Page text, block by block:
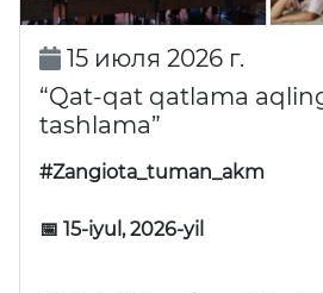
15 июля 2026 г.
“Qat-qat qatlama
tashlama”
#Zangiota_tuman_akm
📅 15-iyul, 2026-yil